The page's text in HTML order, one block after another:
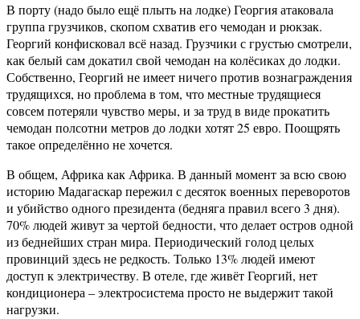
В порту (надо было ещё плыть на лодке) Георгия атаковала
группа грузчиков, скопом схватив его чемодан и рюкзак.
Георгий конфисковал всё назад. Грузчики с грустью смотрели,
как белый сам докатил свой чемодан на колёсиках до лодки.
Собственно, Георгий не имеет ничего против вознаграждения
трудящихся, но проблема в том, что местные трудящиеся
совсем потеряли чувство меры, и за труд в виде прокатить
чемодан полсотни метров до лодки хотят 25 евро. Поощрять
такое определённо не хочется.
В общем, Африка как Африка. В данный момент за всю свою
историю Мадагаскар пережил с десяток военных переворотов
и убийство одного президента (бедняга правил всего 3 дня).
70% людей живут за чертой бедности, что делает остров одной
из беднейших стран мира. Периодический голод целых
провинций здесь не редкость. Только 13% людей имеют
доступ к электричеству. В отеле, где живёт Георгий, нет
кондиционера – электросистема просто не выдержит такой
нагрузки.